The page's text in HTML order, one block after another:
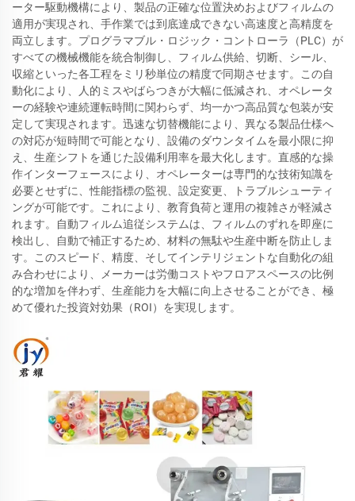
ーター駆動機構により、製品の正確な位置決めおよびフィルムの
適用が実現され、手作業では到底達成できない高速度と高精度を
両立します。プログラマブル・ロジック・コントローラ（PLC）が
すべての機械機能を統合制御し、フィルム供給、切断、シール、
収縮といった各工程をミリ秒単位の精度で同期させます。この自
動化により、人的ミスやばらつきが大幅に低減され、オペレータ
ーの経験や連続運転時間に関わらず、均一かつ高品質な包装が安
定して実現されます。迅速な切替機能により、異なる製品仕様へ
の対応が短時間で可能となり、設備のダウンタイムを最小限に抑
え、生産シフトを通じた設備利用率を最大化します。直感的な操
作インターフェースにより、オペレーターは専門的な技術知識を
必要とせずに、性能指標の監視、設定変更、トラブルシューティ
ングが可能です。これにより、教育負荷と運用の複雑さが軽減さ
れます。自動フィルム追従システムは、フィルムのずれを即座に
検出し、自動で補正するため、材料の無駄や生産中断を防止しま
す。このスピード、精度、そしてインテリジェントな自動化の組
み合わせにより、メーカーは労働コストやフロアスペースの比例
的な増加を伴わず、生産能力を大幅に向上させることができ、極
めて優れた投資対効果（ROI）を実現します。